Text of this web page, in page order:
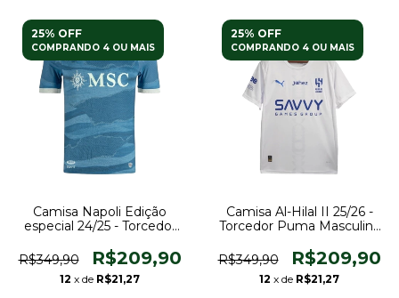
25% OFF
COMPRANDO 4 OU MAIS
Camisa Napoli Edição
especial 24/25 - Torcedor
R$349,90
R$209,90
12 x de R$21,27
25% OFF
COMPRANDO 4 OU MAIS
Camisa Al-Hilal II 25/26 -
Torcedor Puma Masculina
R$349,90
R$209,90
12 x de R$21,27